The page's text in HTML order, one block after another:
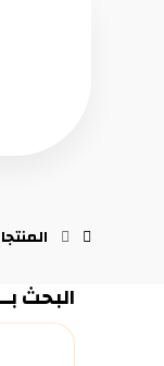
البحث